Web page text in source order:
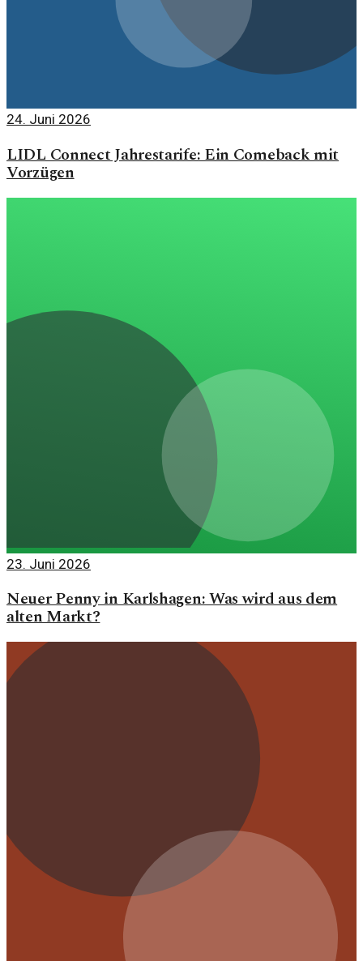
24. Juni 2026
LIDL Connect Jahrestarife: Ein Comeback mit
Vorzügen
23. Juni 2026
Neuer Penny in Karlshagen: Was wird aus dem
alten Markt?